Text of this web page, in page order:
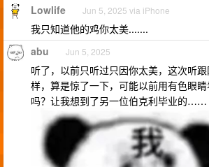
Lowlife Jun 5, 2025 via iPhone
我只知道他的鸡你太美.......
abu Jun 5, 2025
听了，以前只听过只因你太美，这次听
样，算是惊了一下，可能以前用有色眼
吗？让我想到了另一位伯克利毕业的……